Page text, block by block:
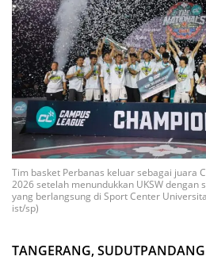
Tim basket Perbanas keluar sebagai juara
2026 setelah menundukkan UKSW dengan
yang berlangsung di Sport Center
ist/sp)
TANGERANG,